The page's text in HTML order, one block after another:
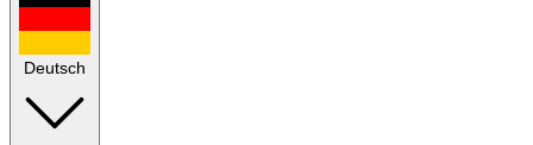
Deutsch